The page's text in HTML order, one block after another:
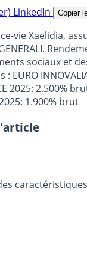
LinkedIn Copier
vie Xaelidia,
sociaux et
EURO
2025: 2.500%
1.900% brut
caractéristiques